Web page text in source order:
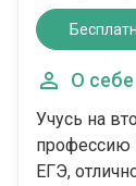
О себе
Учусь на
профессию
ЕГЭ,